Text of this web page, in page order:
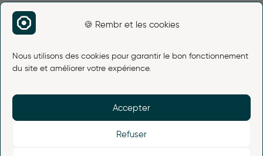
🍪 Rembr et les cookies
Nous utilisons des cookies pour garantir le bon fonctionnement
du site et améliorer votre expérience.
Accepter
Refuser
Blog funéraire
Plan du site
Liens légaux
Conditions d’utilisation
Politique de cookies (UE)
Conditions générales de vente